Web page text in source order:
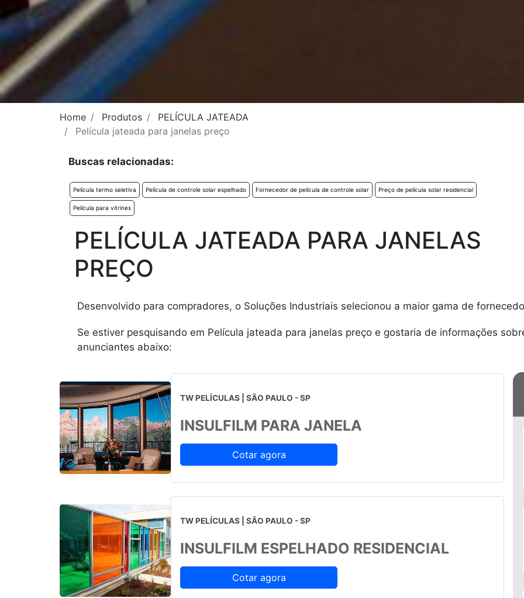
Home Produtos
PELÍCULA JATEADA
Película jateada para janelas preço
Buscas relacionadas:
Película termo seletiva Película de controle solar espelhado Fornecedor de película de controle solar Preço de película solar residencial
Película para vitrines
PELÍCULA JATEADA PARA JANELAS
PREÇO
Desenvolvido para compradores, o Soluções Industriais selecionou a maior gama de
Se estiver pesquisando em Película jateada para janelas preço e gostaria de informações
anunciantes abaixo:
TW PELÍCULAS | SÃO PAULO - SP
INSULFILM PARA JANELA
Cotar agora
TW PELÍCULAS | SÃO PAULO - SP
INSULFILM ESPELHADO RESIDENCIAL
Cotar agora